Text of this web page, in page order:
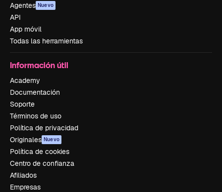
Agentes Nuevo
API
App móvil
Todas las herramientas
Información útil
Academy
Documentación
Soporte
Términos de uso
Política de privacidad
Originales Nuevo
Política de cookies
Centro de confianza
Afiliados
Empresas